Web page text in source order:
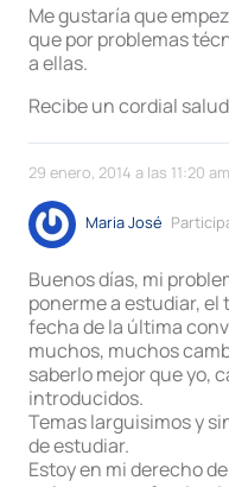
Me gustaría que
que por problemas
a ellas.
Recibe un cordial
29 enero, 2014 a las 11:20 am
Maria José
Buenos días, mi
ponerme a estudiar,
fecha de la última
muchos, muchos
saberlo mejor que yo,
introducidos.
Temas larguisimos y
de estudiar.
Estoy en mi derecho